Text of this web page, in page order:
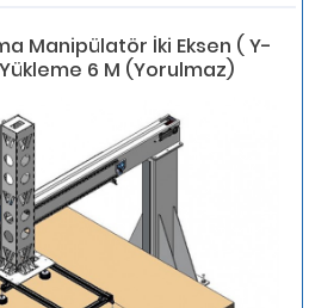
Manipülatör İki Eksen ( Y-
6 M (Yorulmaz)